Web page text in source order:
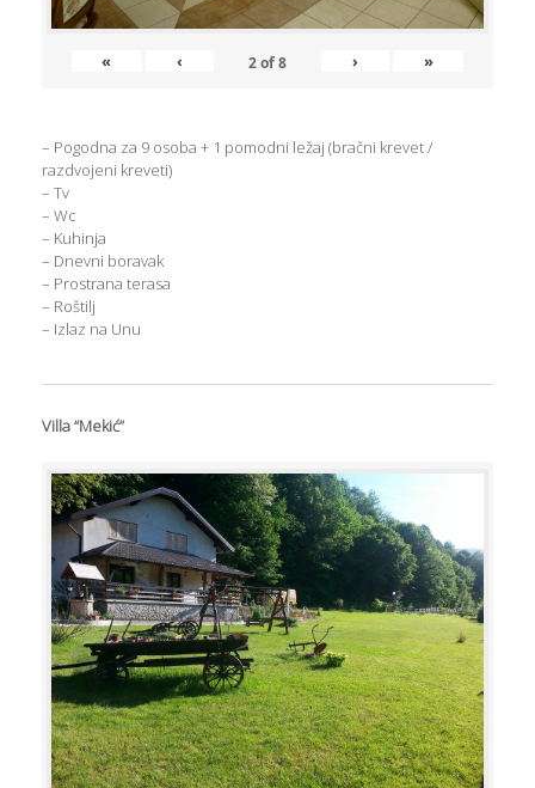
« ‹ 2of8 › »
– Pogodna za 9 osoba + 1 pomodni ležaj (bračni krevet /
razdvojeni kreveti)
– Tv
– Wc
– Kuhinja
– Dnevni boravak
– Prostrana terasa
– Roštilj
– Izlaz na Unu
Villa “Mekić”